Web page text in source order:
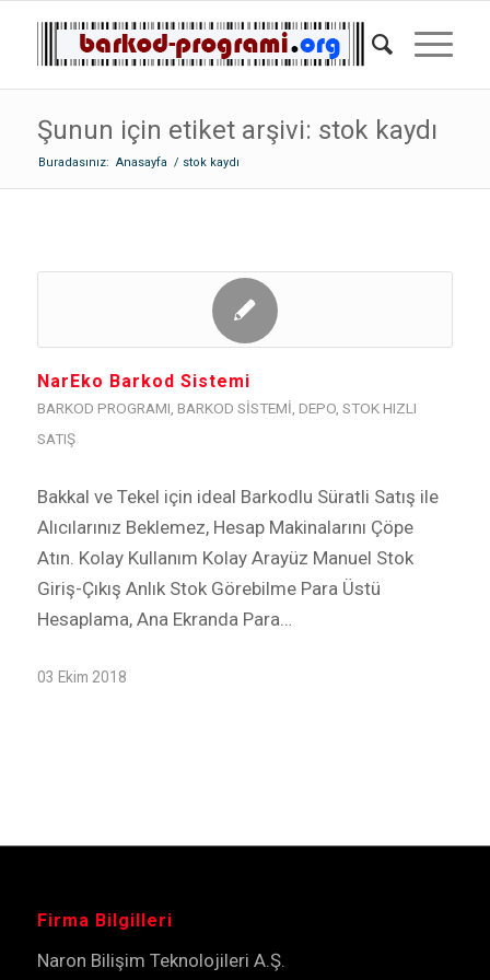
Şunun için etiket arşivi: stok kaydı
Buradasınız: Anasayfa / stok kaydı
NarEko Barkod Sistemi
BARKOD PROGRAMI BARKOD SISTEMI DEPO, STOK HIZLI
SATIŞ
Bakkal ve Tekel için ideal Barkodlu Süratli Satış ile
Alıcılarınız Beklemez, Hesap Makinalarını Çöpe
Atın. Kolay Kullanım Kolay Arayüz Manuel Stok
Giriş-Çıkış Anlık Stok Görebilme Para Üstü
Hesaplama, Ana Ekranda Para…
03 Ekim 2018
Firma Bilgilleri
Naron Bilişim Teknolojileri A.Ş.